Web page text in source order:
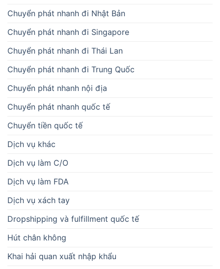
Chuyển phát nhanh đi Nhật Bản
Chuyển phát nhanh đi Singapore
Chuyển phát nhanh đi Thái Lan
Chuyển phát nhanh đi Trung Quốc
Chuyển phát nhanh nội địa
Chuyển phát nhanh quốc tế
Chuyển tiền quốc tế
Dịch vụ khác
Dịch vụ làm C/O
Dịch vụ làm FDA
Dịch vụ xách tay
Dropshipping và fulfillment quốc tế
Hút chân không
Khai hải quan xuất nhập khẩu